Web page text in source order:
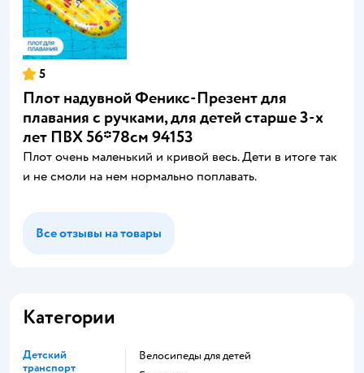
5
Плот надувной Феникс-Презент для
плавания с ручками, для детей старше 3-х
лет ПВХ 56*78см 94153
Плот очень маленький и кривой весь. Дети в итоге так
и не смоли на нем нормально поплавать.
Все отзывы на товары
Категории
Детский
транспорт
Велосипеды для детей